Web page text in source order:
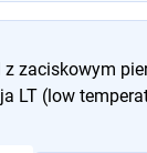
z zaciskowym
LT (low